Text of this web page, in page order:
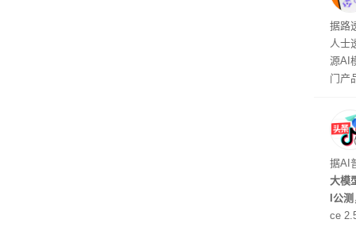
型
据路
人士
源AI
门产
据AI
大模
I公
ce